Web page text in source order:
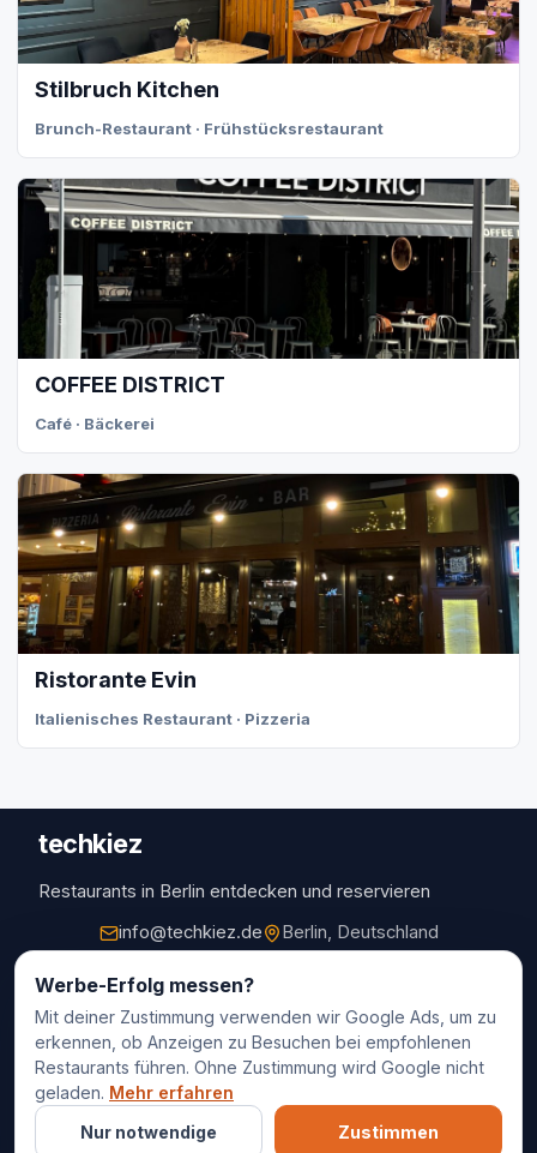
Stilbruch Kitchen
Brunch-Restaurant · Frühstücksrestaurant
COFFEE DISTRICT
Café · Bäckerei
Ristorante Evin
Italienisches Restaurant · Pizzeria
techkiez
Restaurants in Berlin entdecken und reservieren
info@techkiez.de
Berlin, Deutschland
Restaurants
Restaurantauswahl
Für Unternehmen
Kontakt
© 2025 techkiez. Alle Rechte vorbehalten.
Werbe-Erfolg messen?
Mit deiner Zustimmung verwenden wir Google Ads, um zu
erkennen, ob Anzeigen zu Besuchen bei empfohlenen
Restaurants führen. Ohne Zustimmung wird Google nicht
geladen. Mehr erfahren
Nur notwendige
Zustimmen